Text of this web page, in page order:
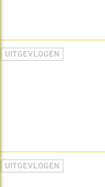
UITGEVLOGEN
UITGEVLOGEN